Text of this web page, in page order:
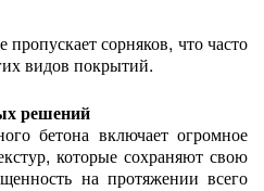
сорняков, что часто
видов покрытий.
решений
бетона включает огромное
которые сохраняют свою
на протяжении всего